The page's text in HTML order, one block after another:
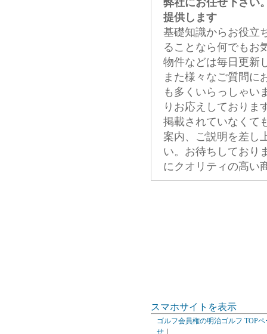
弊社にお任せ下さい
提供します
基礎知識からお役立
ることなら何でもお
物件などは毎日更新
また様々なご質問に
も多くいらっしゃい
りお応えしておりま
掲載されていなくて
案内、ご説明を差し
い。お待ちしており
にクオリティの高い
スマホサイトを表示
ゴルフ会員権の明治ゴルフ TOPペ
せ